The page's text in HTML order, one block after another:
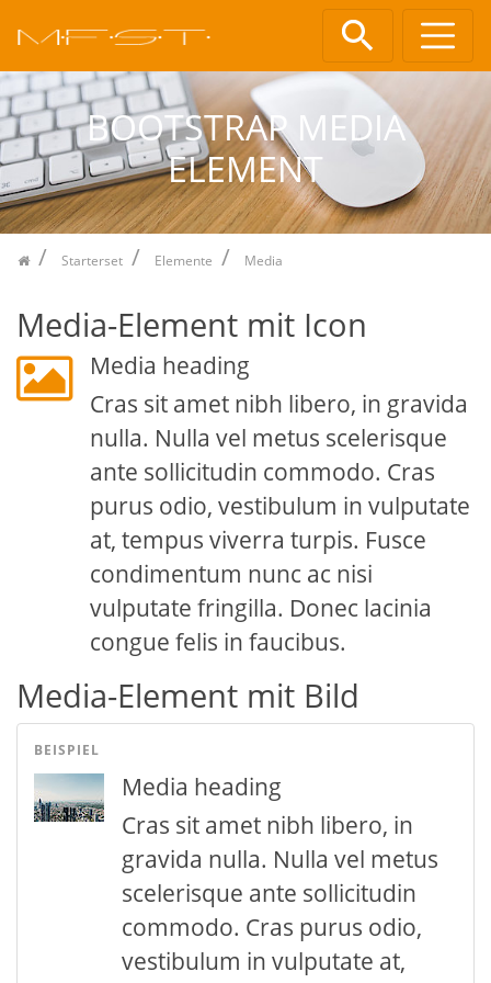
Zum Inhalt springen
BOOTSTRAP MEDIA
ELEMENT
Starterset Elemente Media
Media-Element mit Icon
Media heading
Cras sit amet nibh libero, in gravida
nulla. Nulla vel metus scelerisque
ante sollicitudin commodo. Cras
purus odio, vestibulum in vulputate
at, tempus viverra turpis. Fusce
condimentum nunc ac nisi
vulputate fringilla. Donec lacinia
congue felis in faucibus.
Media-Element mit Bild
Media heading
Cras sit amet nibh libero, in
gravida nulla. Nulla vel metus
scelerisque ante sollicitudin
commodo. Cras purus odio,
vestibulum in vulputate at,